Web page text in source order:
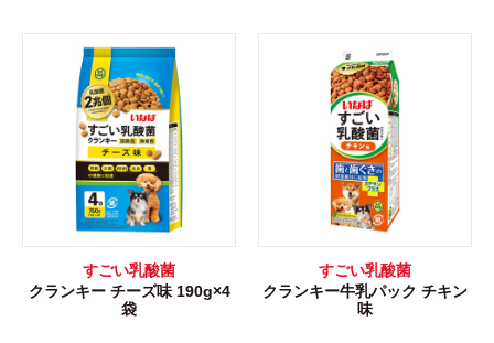
すごい乳酸菌
クランキー チーズ味 190g×4
袋
すごい乳酸菌
クランキー牛乳パック チキン
味